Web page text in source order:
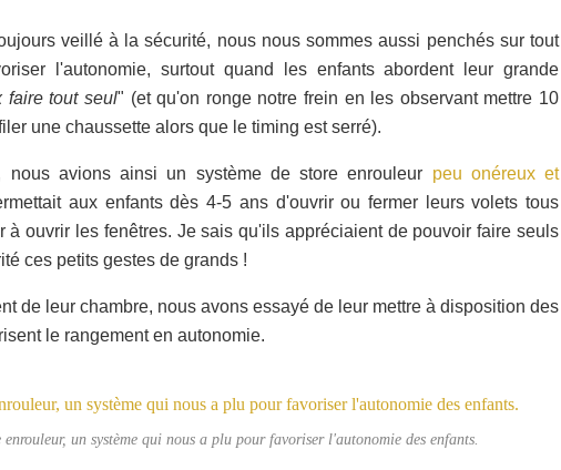
veillé à la sécurité, nous nous sommes aussi penchés sur tout
l'autonomie, surtout quand les enfants abordent leur grande
faire tout seul" (et qu'on ronge notre frein en les observant mettre 10
une chaussette alors que le timing est serré).
nous avions ainsi un système de store enrouleur peu onéreux et
aux enfants dès 4-5 ans d'ouvrir ou fermer leurs volets tous
à ouvrir les fenêtres. Je sais qu'ils appréciaient de pouvoir faire seuls
ces petits gestes de grands !
de leur chambre, nous avons essayé de leur mettre à disposition des
le rangement en autonomie.
enrouleur, un système qui nous a plu pour favoriser l'autonomie des enfants.